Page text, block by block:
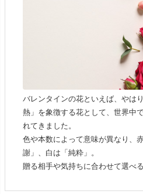
バレンタインの花といえば、やは
熱」を象徴する花として、世界中
れてきました。
色や本数によって意味が異なり、
謝」、白は「純粋」。
贈る相手や気持ちに合わせて選べ